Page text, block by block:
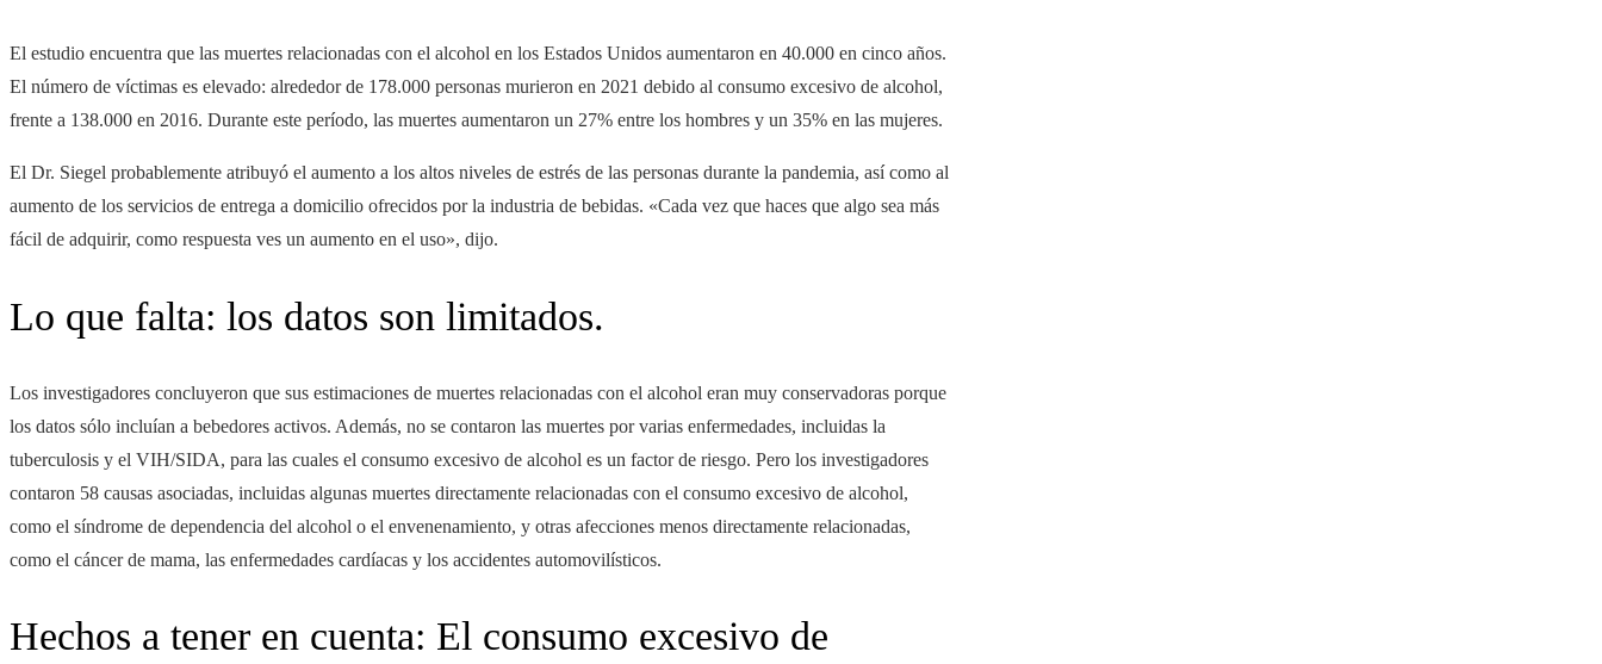
El estudio encuentra que las muertes relacionadas con el alcohol en los Estados Unidos aumentaron en 40.000 en cinco años.
El número de víctimas es elevado: alrededor de 178.000 personas murieron en 2021 debido al consumo excesivo de alcohol,
frente a 138.000 en 2016. Durante este período, las muertes aumentaron un 27% entre los hombres y un 35% en las mujeres.
El Dr. Siegel probablemente atribuyó el aumento a los altos niveles de estrés de las personas durante la pandemia, así como al
aumento de los servicios de entrega a domicilio ofrecidos por la industria de bebidas. «Cada vez que haces que algo sea más
fácil de adquirir, como respuesta ves un aumento en el uso», dijo.
Lo que falta: los datos son limitados.
Los investigadores concluyeron que sus estimaciones de muertes relacionadas con el alcohol eran muy conservadoras porque
los datos sólo incluían a bebedores activos. Además, no se contaron las muertes por varias enfermedades, incluidas la
tuberculosis y el VIH/SIDA, para las cuales el consumo excesivo de alcohol es un factor de riesgo. Pero los investigadores
contaron 58 causas asociadas, incluidas algunas muertes directamente relacionadas con el consumo excesivo de alcohol,
como el síndrome de dependencia del alcohol o el envenenamiento, y otras afecciones menos directamente relacionadas,
como el cáncer de mama, las enfermedades cardíacas y los accidentes automovilísticos.
Hechos a tener en cuenta: El consumo excesivo de